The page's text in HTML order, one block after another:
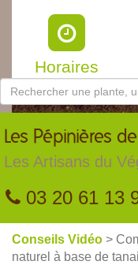
Horaires
Les Pépinières
Les Artisans du
03 20 61 13
Conseils Vidéo >
naturel à base de